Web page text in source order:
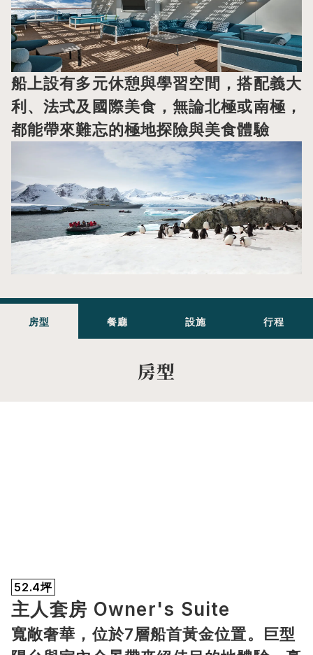
船上設有多元休憩與學習空間，搭配義大
利、法式及國際美食，無論北極或南極，
都能帶來難忘的極地探險與美食體驗
房型 餐廳 設施 行程
房型
52.4坪
主人套房 Owner's Suite
寬敞奢華，位於7層船首黃金位置。巨型